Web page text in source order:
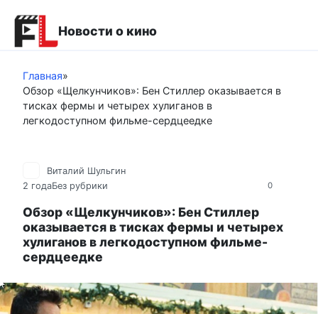
контенту
Новости о кино
Главная»
Обзор «Щелкунчиков»: Бен Стиллер оказывается в
тисках фермы и четырех хулиганов в
легкодоступном фильме-сердцеедке
0
Виталий Шульгин
2 годаБез рубрики
Обзор «Щелкунчиков»: Бен Стиллер
оказывается в тисках фермы и четырех
хулиганов в легкодоступном фильме-
сердцеедке